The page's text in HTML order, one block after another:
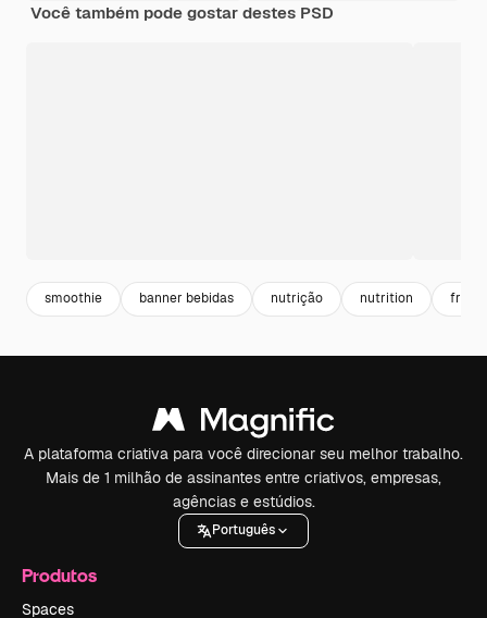
Você também pode gostar destes PSD
smoothie banner bebidas nutrição nutrition frutas
A plataforma criativa para você direcionar seu melhor trabalho.
Mais de 1 milhão de assinantes entre criativos, empresas,
agências e estúdios.
Português
Produtos
Spaces